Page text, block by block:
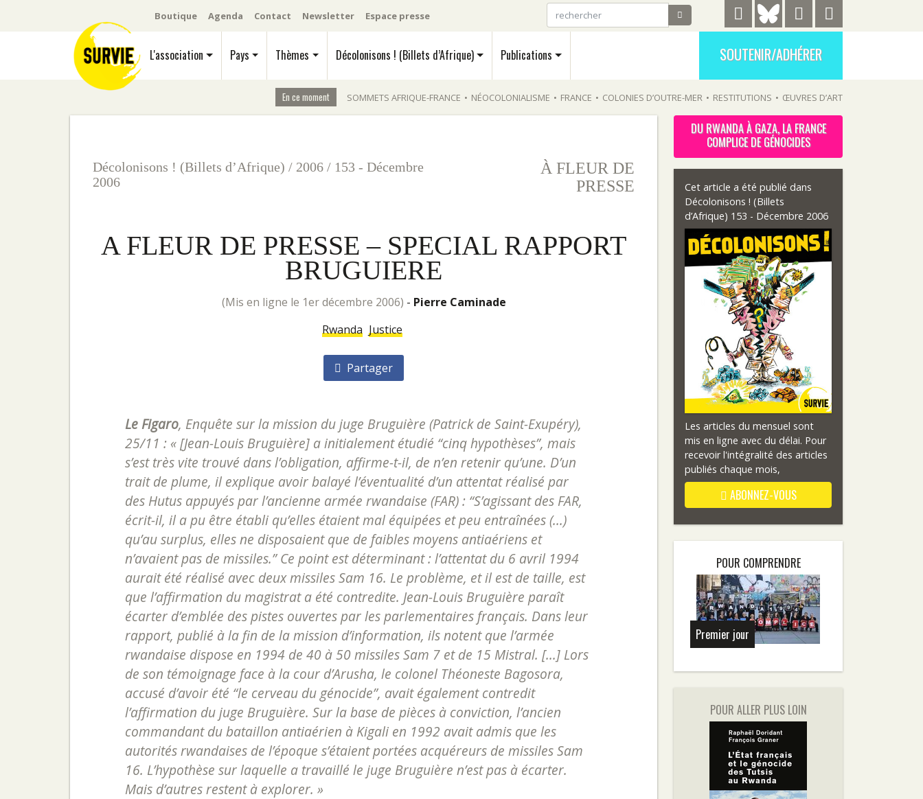
Boutique Agenda Contact Newsletter Espace presse
L'association Pays Thèmes Décolonisons ! (Billets d’Afrique) Publications SOUTENIR/ADHÉRER
En ce moment SOMMETS AFRIQUE-FRANCE • NÉOCOLONIALISME • FRANCE • COLONIES D’OUTRE-MER • RESTITUTIONS • ŒUVRES D’ART
Décolonisons ! (Billets d’Afrique) / 2006 / 153 - Décembre
2006
À FLEUR DE
PRESSE
A FLEUR DE PRESSE – SPECIAL RAPPORT
BRUGUIERE
(mis en ligne le 1er décembre 2006) - Pierre Caminade
Rwanda Justice
Partager
Le Figaro, Enquête sur la mission du juge Bruguière (Patrick de Saint-Exupéry),
25/11 : « [Jean-Louis Bruguière] a initialement étudié “cinq hypothèses”, mais
s’est très vite trouvé dans l’obligation, affirme-t-il, de n’en retenir qu’une. D’un
trait de plume, il explique avoir balayé l’éventualité d’un attentat réalisé par
des Hutus appuyés par l’ancienne armée rwandaise (FAR) : “S’agissant des FAR,
écrit-il, il a pu être établi qu’elles étaient mal équipées et peu entraînées (...)
qu’au surplus, elles ne disposaient que de faibles moyens antiaériens et
n’avaient pas de missiles.” Ce point est déterminant : l’attentat du 6 avril 1994
aurait été réalisé avec deux missiles Sam 16. Le problème, et il est de taille, est
que l’affirmation du magistrat a été contredite. Jean-Louis Bruguière paraît
écarter d’emblée des pistes ouvertes par les parlementaires français. Dans leur
rapport, publié à la fin de la mission d’information, ils notent que l’armée
rwandaise dispose en 1994 de 40 à 50 missiles Sam 7 et de 15 Mistral. [...] Lors
de son témoignage face à la cour d’Arusha, le colonel Théoneste Bagosora,
accusé d’avoir été “le cerveau du génocide”, avait également contredit
l’affirmation du juge Bruguière. Sur la base de pièces à conviction, l’ancien
commandant du bataillon antiaérien à Kigali en 1992 avait admis que les
autorités rwandaises de l’époque s’étaient portées acquéreurs de missiles Sam
16. L’hypothèse sur laquelle a travaillé le juge Bruguière n’est pas à écarter.
Mais d’autres restent à explorer. »
DU RWANDA À GAZA, LA FRANCE
COMPLICE DE GÉNOCIDES
Cet article a été publié dans
Décolonisons ! (Billets
d’Afrique) 153 - Décembre 2006
Les articles du mensuel sont
mis en ligne avec du délai. Pour
recevoir l'intégralité des articles
publiés chaque mois,
ABONNEZ-VOUS
POUR COMPRENDRE
Premier jour
POUR ALLER PLUS LOIN